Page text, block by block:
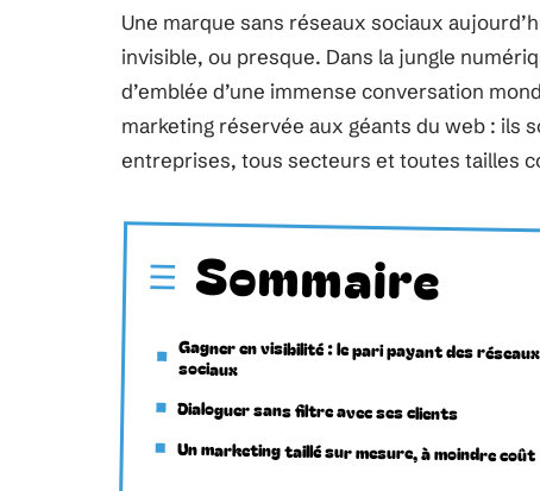
Une marque sans réseaux sociaux
invisible, ou presque. Dans la jungle
d’emblée d’une immense conversation
marketing réservée aux géants du web : ils
entreprises, tous secteurs et toutes tailles
Sommaire
Gagner en visibilité : le pari payant des réseaux
sociaux
Dialoguer sans filtre avec ses clients
Un marketing taillé sur mesure, à moindre coût